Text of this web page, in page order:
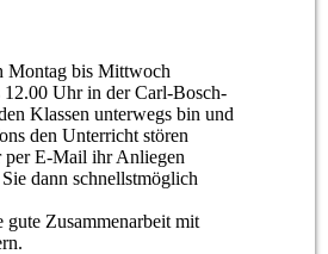
Montag bis Mittwoch
Uhr in der Carl-Bosch-
Klassen unterwegs bin und
den Unterricht stören
per E-Mail ihr Anliegen
dann schnellstmöglich
Zusammenarbeit mit